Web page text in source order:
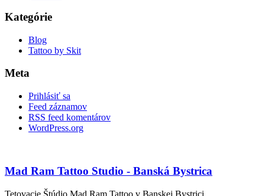
Kategórie
Blog
Tattoo by Skit
Meta
Prihlásiť sa
Feed záznamov
RSS feed komentárov
WordPress.org
Mad Ram Tattoo Studio - Banská Bystrica
Tetovacie Štúdio Mad Ram Tattoo v Banskej Bystrici